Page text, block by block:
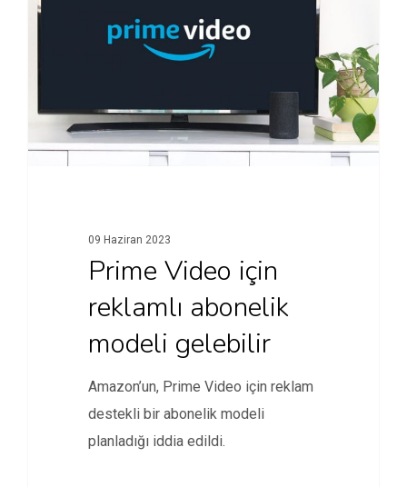
09 Haziran 2023
Prime Video için
reklamlı abonelik
modeli gelebilir
Amazon’un, Prime Video için reklam
destekli bir abonelik modeli
planladığı iddia edildi.